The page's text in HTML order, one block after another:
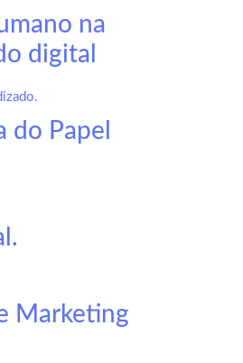
na
digital
do Papel
Marketing